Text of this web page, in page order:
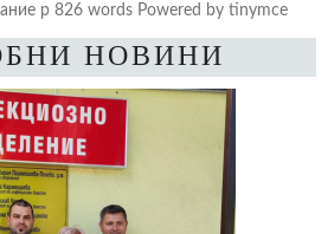
p 826 words Powered by tinymce
НОВИНИ